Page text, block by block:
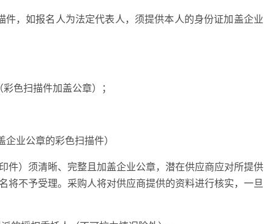
，如报名人为法定代表人，须提供本人的身份证加盖企业
色扫描件加盖公章）；
业公章的彩色扫描件）
件）须清晰、完整且加盖企业公章，潜在供应商应对所提供
将不予受理。采购人将对供应商提供的资料进行核实，一旦